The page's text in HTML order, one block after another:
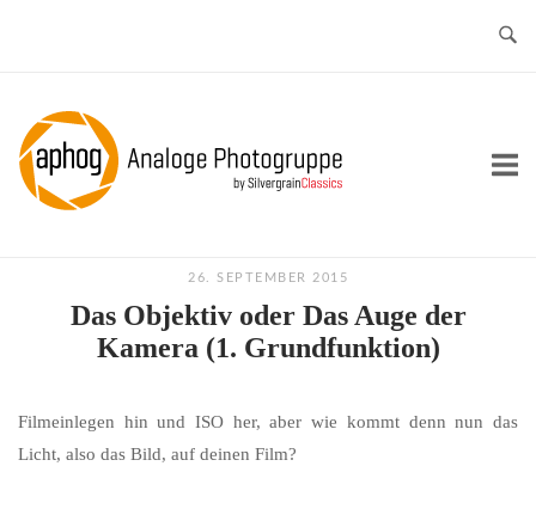
Home
26. SEPTEMBER 2015
Das Objektiv oder Das Auge der
Kamera (1. Grundfunktion)
Filmeinlegen hin und ISO her, aber wie kommt denn nun das
Licht, also das Bild, auf deinen Film?